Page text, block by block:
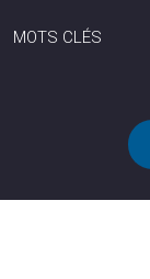
MOTS CLÉS